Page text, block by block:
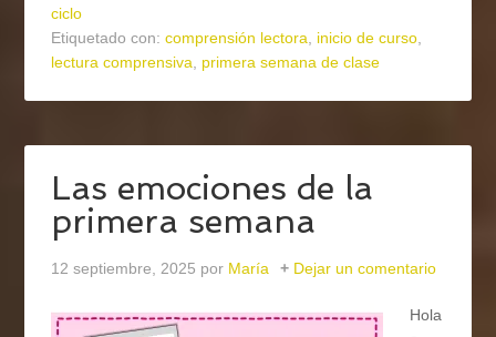
ciclo
Etiquetado con:comprensión lectora, inicio de curso,
lectura comprensiva, primera semana de clase
Las emociones de la
primera semana
12 septiembre, 2025 por María Dejar un comentario
Hola